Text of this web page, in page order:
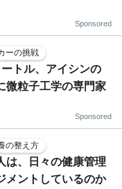
Sponsored
ーの挑戦
トル、アイシンの
微粒子工学の専門家
Sponsored
の整え方
は、日々の健康管理
メントしているのか